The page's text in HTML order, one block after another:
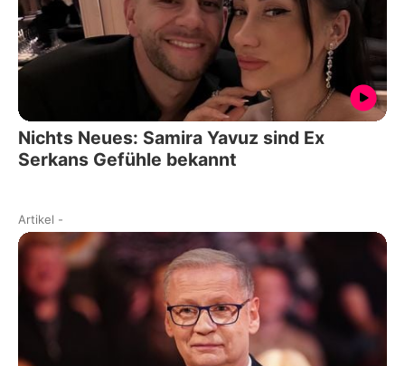
Nichts Neues: Samira Yavuz sind Ex
Serkans Gefühle bekannt
Artikel -